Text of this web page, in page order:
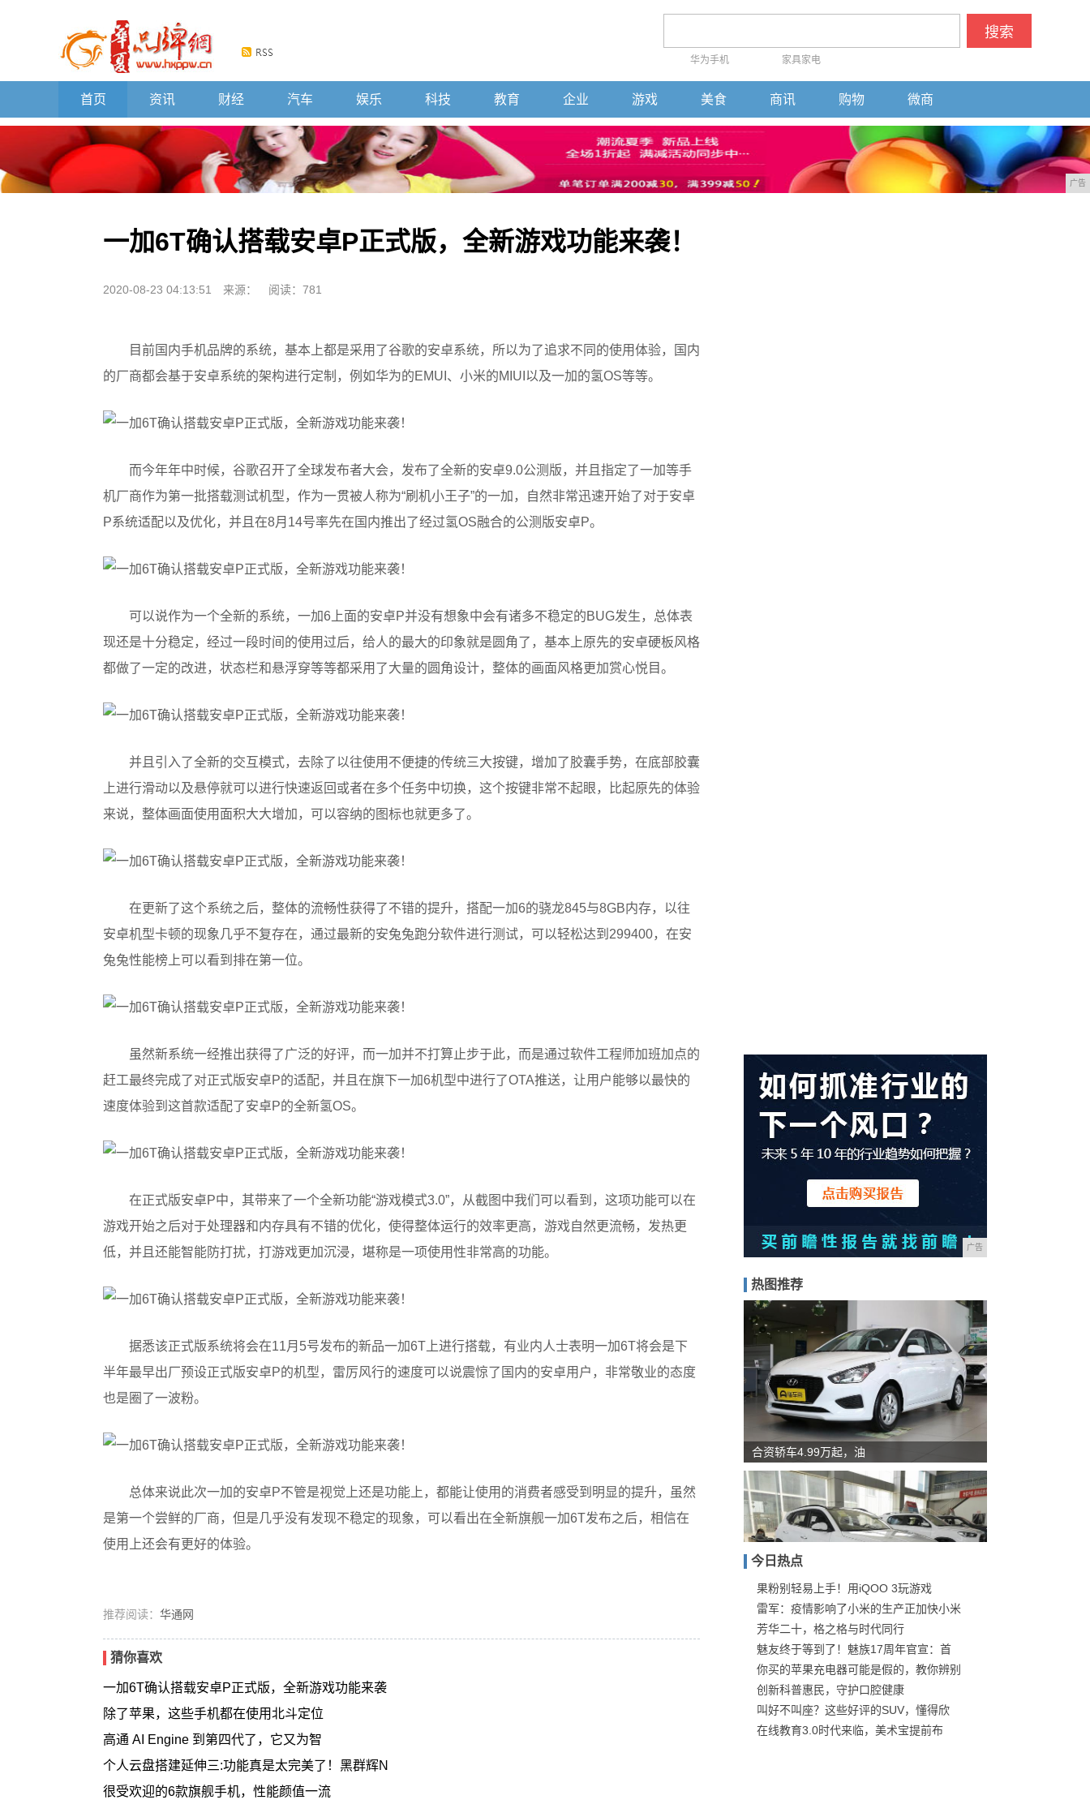
搜索
华为手机 家具家电
首页 资讯 财经 汽车 娱乐 科技 教育 企业 游戏 美食 商讯 购物 微商
广告
一加6T确认搭载安卓P正式版，全新游戏功能来袭！
2020-08-23 04:13:51 来源： 阅读：781
目前国内手机品牌的系统，基本上都是采用了谷歌的安卓系统，所以为了追求不同的使用体验，国内
的厂商都会基于安卓系统的架构进行定制，例如华为的EMUI、小米的MIUI以及一加的氢OS等等。
而今年年中时候，谷歌召开了全球发布者大会，发布了全新的安卓9.0公测版，并且指定了一加等手
机厂商作为第一批搭载测试机型，作为一贯被人称为“刷机小王子”的一加，自然非常迅速开始了对于安卓
P系统适配以及优化，并且在8月14号率先在国内推出了经过氢OS融合的公测版安卓P。
​可以说作为一个全新的系统，一加6上面的安卓P并没有想象中会有诸多不稳定的BUG发生，总体表
现还是十分稳定，经过一段时间的使用过后，给人的最大的印象就是圆角了，基本上原先的安卓硬板风格
都做了一定的改进，状态栏和悬浮穿等等都采用了大量的圆角设计，整体的画面风格更加赏心悦目。
​并且引入了全新的交互模式，去除了以往使用不便捷的传统三大按键，增加了胶囊手势，在底部胶囊
上进行滑动以及悬停就可以进行快速返回或者在多个任务中切换，这个按键非常不起眼，比起原先的体验
来说，整体画面使用面积大大增加，可以容纳的图标也就更多了。
​在更新了这个系统之后，整体的流畅性获得了不错的提升，搭配一加6的骁龙845与8GB内存，以往
安卓机型卡顿的现象几乎不复存在，通过最新的安兔兔跑分软件进行测试，可以轻松达到299400，在安
兔兔性能榜上可以看到排在第一位。
​虽然新系统一经推出获得了广泛的好评，而一加并不打算止步于此，而是通过软件工程师加班加点的
赶工最终完成了对正式版安卓P的适配，并且在旗下一加6机型中进行了OTA推送，让用户能够以最快的
速度体验到这首款适配了安卓P的全新氢OS。
​在正式版安卓P中，其带来了一个全新功能“游戏模式3.0”，从截图中我们可以看到，这项功能可以在
游戏开始之后对于处理器和内存具有不错的优化，使得整体运行的效率更高，游戏自然更流畅，发热更
低，并且还能智能防打扰，打游戏更加沉浸，堪称是一项使用性非常高的功能。
​据悉该正式版系统将会在11月5号发布的新品一加6T上进行搭载，有业内人士表明一加6T将会是下
半年最早出厂预设正式版安卓P的机型，雷厉风行的速度可以说震惊了国内的安卓用户，非常敬业的态度
也是圈了一波粉。
​总体来说此次一加的安卓P不管是视觉上还是功能上，都能让使用的消费者感受到明显的提升，虽然
是第一个尝鲜的厂商，但是几乎没有发现不稳定的现象，可以看出在全新旗舰一加6T发布之后，相信在
使用上还会有更好的体验。
推荐阅读： 华通网
猜你喜欢
一加6T确认搭载安卓P正式版，全新游戏功能来袭
除了苹果，这些手机都在使用北斗定位
高通 AI Engine 到第四代了，它又为智
个人云盘搭建延伸三:功能真是太完美了！黑群辉N
很受欢迎的6款旗舰手机，性能颜值一流
广告
热图推荐
合资轿车4.99万起，油
现代途胜还是没落了，裸车
今日热点
果粉别轻易上手！用iQOO 3玩游戏
雷军：疫情影响了小米的生产正加快小米
芳华二十，格之格与时代同行
魅友终于等到了！魅族17周年官宣：首
你买的苹果充电器可能是假的，教你辨别
创新科普惠民，守护口腔健康
叫好不叫座？这些好评的SUV，懂得欣
在线教育3.0时代来临，美术宝提前布